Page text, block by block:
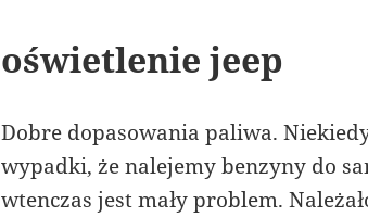
oświetlenie jeep
Dobre dopasowania paliwa.
wypadki, że nalejemy benzyny do
wtenczas jest mały problem.